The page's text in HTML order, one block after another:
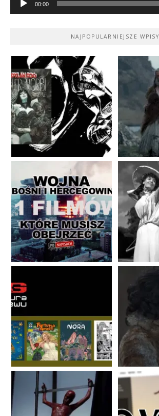
00:00
NAJPOPULARNIEJSZE WPISY